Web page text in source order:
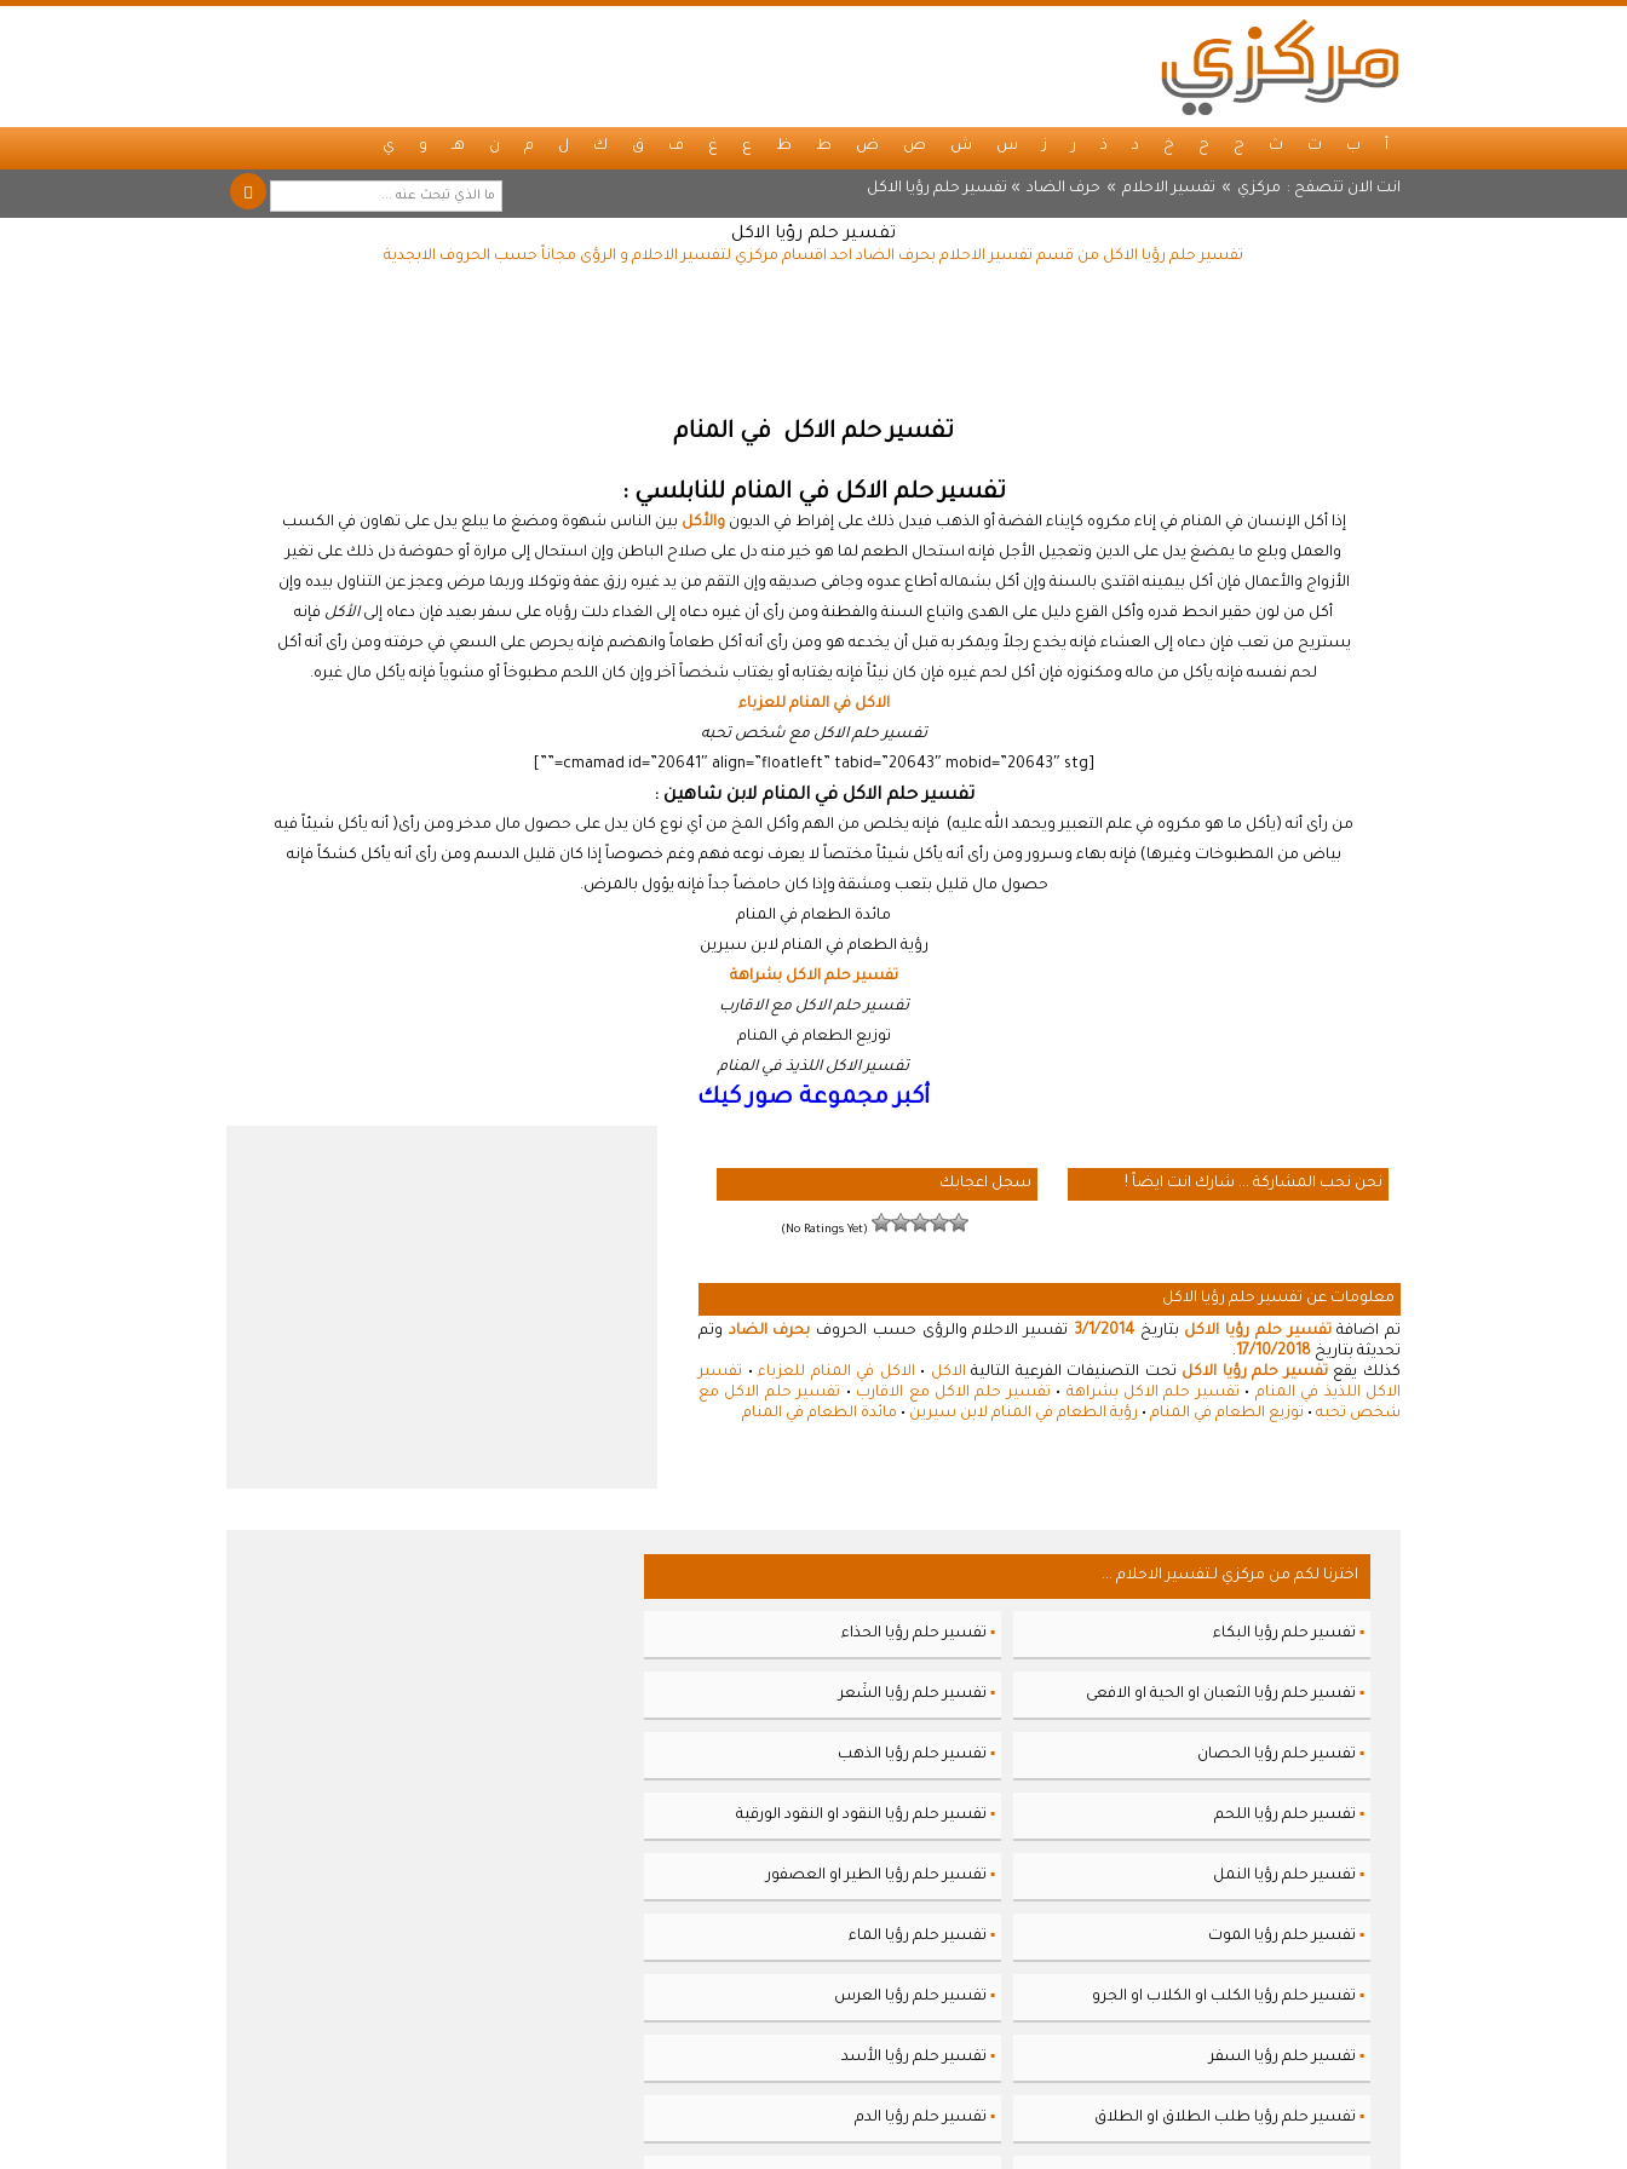
أ ب ت ث ج ح خ د ذ ر ز س ش ص ض ط ظ ع غ ف ق ك ل م ن هـ و ي
انت الان تتصفح : مركزي » تفسير الاحلام » حرف الضاد » تفسير حلم رؤيا الاكل
تفسير حلم رؤيا الاكل
تفسير حلم رؤيا الاكل من قسم تفسير الاحلام بحرف الضاد احد اقسام مركزي لتفسير الاحلام و الرؤى مجاناً حسب الحروف الابجدية
تفسير حلم الاكل في المنام
تفسير حلم الاكل في المنام للنابلسي :
إذا أكل الإنسان في المنام في إناء مكروه كإيناء الفضة أو الذهب فيدل ذلك على إفراط في الديونوالأكل بين الناس شهوة ومضغ ما يبلع يدل على تهاون في الكسب
والعمل وبلع ما يمضغ يدل على الدين وتعجيل الأجل فإنه استحال الطعم لما هو خير منه دل على صلاح الباطن وإن استحال إلى مرارة أو حموضة دل ذلك على تغير
الأزواج والأعمال فإن أكل بيمينه اقتدى بالسنة وإن أكل بشماله أطاع عدوه وجافى صديقه وإن التقم من يد غيره رزق عفة وتوكلا وربما مرض وعجز عن التناول بيده وإن
أكل من لون حقير انحط قدره وأكل القرع دليل على الهدى واتباع السنة والفطنة ومن رأى أن غيره دعاه إلى الغداء دلت رؤياه على سفر بعيد فإن دعاه إلىالأكل فإنه
يستريح من تعب فإن دعاه إلى العشاء فإنه يخدع رجلاً ويمكر به قبل أن يخدعه هو ومن رأى أنه أكل طعاماً وانهضم فإنه يحرص على السعي في حرفته ومن رأى أنه أكل
لحم نفسه فإنه يأكل من ماله ومكنوزه فإن أكل لحم غيره فإن كان نيئاً فإنه يغتابه أو يغتاب شخصاً آخر وإن كان اللحم مطبوخاً أو مشوياً فإنه يأكل مال غيره.
الاكل في المنام للعزباء
تفسير حلم الاكل مع شخص تحبه
[cmamad id=”20641″ align=”floatleft” tabid=”20643″ mobid=”20643″ stg=””]
تفسير حلم الاكل في المنام لابن شاهين :
من رأى أنه (يأكل ما هو مكروه في علم التعبير ويحمد الله عليه) فإنه يخلص من الهم وأكل المخ من أي نوع كان يدل على حصول مال مدخر ومن رأى( أنه يأكل شيئاً فيه
بياض من المطبوخات وغيرها) فإنه بهاء وسرور ومن رأى أنه يأكل شيئاً مختصاً لا يعرف نوعه فهم وغم خصوصاً إذا كان قليل الدسم ومن رأى أنه يأكل كشكاً فإنه
حصول مال قليل بتعب ومشقة وإذا كان حامضاً جداً فإنه يؤول بالمرض.
مائدة الطعام في المنام
رؤية الطعام في المنام لابن سيرين
تفسير حلم الاكل بشراهة
تفسير حلم الاكل مع الاقارب
توزيع الطعام في المنام
تفسير الاكل اللذيذ في المنام
أكبر مجموعة صور كيك
نحن نحب المشاركة ... شارك انت ايضاً ! سجل اعجابك
(No Ratings Yet)
معلومات عن تفسير حلم رؤيا الاكل
تم اضافةتفسير حلم رؤيا الاكل بتاريخ3/1/2014 تفسير الاحلام والرؤى حسب الحروف بحرف الضادوتم
تحديثة بتاريخ 17/10/2018
.
كذلك يقعتفسير حلم رؤيا الاكل تحت التصنيفات الفرعية التالية الاكل • الاكل في المنام للعزباء• تفسير
الاكل اللذيذ في المنام • تفسير حلم الاكل بشراهة • تفسير حلم الاكل مع الاقارب • تفسير حلم الاكل مع
شخص تحبه • توزيع الطعام في المنام • رؤية الطعام في المنام لابن سيرين • مائدة الطعام في المنام
اخترنا لكم من مركزي لـتفسير الاحلام ...
▪ تفسير حلم رؤيا البكاء ▪ تفسير حلم رؤيا الحذاء
▪ تفسير حلم رؤيا الثعبان او الحية او الافعى ▪ تفسير حلم رؤيا الشَعر
▪ تفسير حلم رؤيا الحصان ▪ تفسير حلم رؤيا الذهب
▪ تفسير حلم رؤيا اللحم ▪ تفسير حلم رؤيا النقود او النقود الورقية
▪ تفسير حلم رؤيا النمل ▪ تفسير حلم رؤيا الطير او العصفور
▪ تفسير حلم رؤيا الموت ▪ تفسير حلم رؤيا الماء
▪ تفسير حلم رؤيا الكلب او الكلاب او الجرو ▪ تفسير حلم رؤيا العرس
▪ تفسير حلم رؤيا السفر ▪ تفسير حلم رؤيا الأسد
▪ تفسير حلم رؤيا طلب الطلاق او الطلاق ▪ تفسير حلم رؤيا الدم